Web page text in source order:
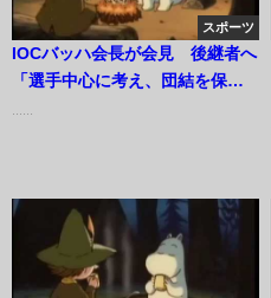
スポーツ
IOCバッハ会長が会見 後継者へ
「選手中心に考え、団結を保っ